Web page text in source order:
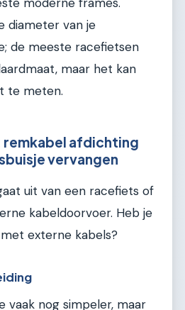
diameter van je
de meeste racefietsen
maar het kan
te meten.
remkabel afdichting
vervangen
uit van een racefiets of
kabeldoorvoer. Heb je
externe kabels?
vaak nog simpeler, maar